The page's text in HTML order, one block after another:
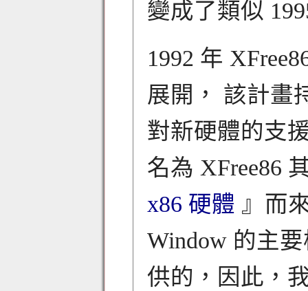
變成了類似
1992 年
展開， 該計畫
對新硬體的支
名為 XFree86
x86 硬體 』而
Window 的主
供的，因此，